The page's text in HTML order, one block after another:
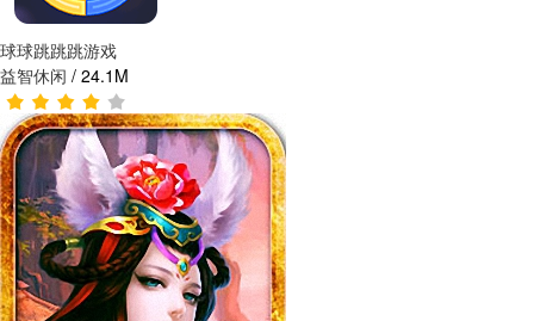
球球跳跳跳游戏
益智休闲 / 24.1M